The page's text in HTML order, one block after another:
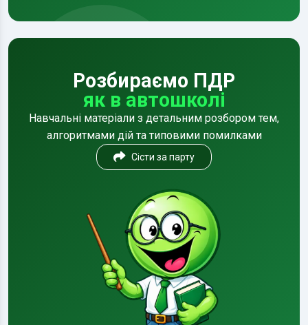
Розбираємо ПДР
як в автошколі
Навчальні матеріали з детальним розбором тем,
алгоритмами дій та типовими помилками
Сісти за парту